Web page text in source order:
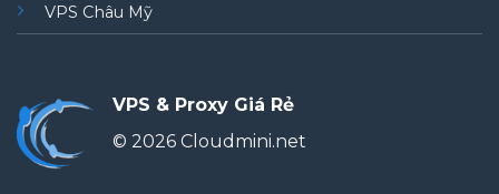
VPS Châu Mỹ
VPS & Proxy Giá Rẻ
© 2026 Cloudmini.net